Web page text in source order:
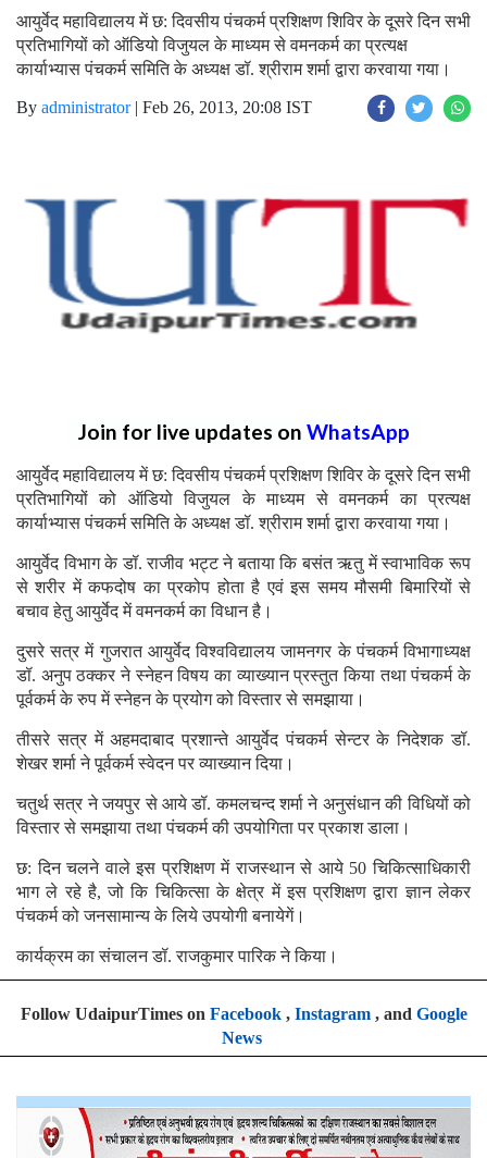
आयुर्वेद महाविद्यालय में छ: दिवसीय पंचकर्म प्रशिक्षण शिविर के दूसरे दिन सभी
प्रतिभागियों को ऑडियो विजुयल के माध्यम से वमनकर्म का प्रत्यक्ष
कार्याभ्यास पंचकर्म समिति के अध्यक्ष डॉ. श्रीराम शर्मा द्वारा करवाया गया।
By administrator| Feb 26, 2013, 20:08 IST
Join for live updates on WhatsApp
आयुर्वेद महाविद्यालय में छ: दिवसीय पंचकर्म प्रशिक्षण शिविर के दूसरे दिन सभी
प्रतिभागियों को ऑडियो विजुयल के माध्यम से वमनकर्म का प्रत्यक्ष
कार्याभ्यास पंचकर्म समिति के अध्यक्ष डॉ. श्रीराम शर्मा द्वारा करवाया गया।
आयुर्वेद विभाग के डॉ. राजीव भट्ट ने बताया कि बसंत ऋतु में स्वाभाविक रूप
से शरीर में कफदोष का प्रकोप होता है एवं इस समय मौसमी बिमारियों से
बचाव हेतु आयुर्वेद में वमनकर्म का विधान है।
दुसरे सत्र में गुजरात आयुर्वेद विश्वविद्यालय जामनगर के पंचकर्म विभागाध्यक्ष
डॉ. अनुप ठक्कर ने स्नेहन विषय का व्याख्यान प्रस्तुत किया तथा पंचकर्म के
पूर्वकर्म के रुप में स्नेहन के प्रयोग को विस्तार से समझाया।
तीसरे सत्र में अहमदाबाद प्रशान्ते आयुर्वेद पंचकर्म सेन्टर के निदेशक डॉ.
शेखर शर्मा ने पूर्वकर्म स्वेदन पर व्याख्यान दिया।
चतुर्थ सत्र ने जयपुर से आये डॉ. कमलचन्द शर्मा ने अनुसंधान की विधियों को
विस्तार से समझाया तथा पंचकर्म की उपयोगिता पर प्रकाश डाला।
छ: दिन चलने वाले इस प्रशिक्षण में राजस्थान से आये 50 चिकित्साधिकारी
भाग ले रहे है, जो कि चिकित्सा के क्षेत्र में इस प्रशिक्षण द्वारा ज्ञान लेकर
पंचकर्म को जनसामान्य के लिये उपयोगी बनायेगें।
कार्यक्रम का संचालन डॉ. राजकुमार पारिक ने किया।
Follow UdaipurTimes on Facebook, Instagram, and Google
News